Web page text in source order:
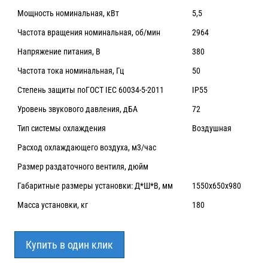
Мощность номинальная, кВт
5,5
Частота вращения номинальная, об/мин
2964
Напряжение питания, В
380
Частота тока номинальная, Гц
50
Степень защиты поГОСТ IEC 60034-5-2011
IP55
Уровень звукового давления, дБА
72
Тип системы охлаждения
Воздушная
Расход охлаждающего воздуха, м3/час
Размер раздаточного вентиля, дюйм
Габаритные размеры установки: Д*Ш*В, мм
1550х650х980
Масса установки, кг
180
Купить в один клик